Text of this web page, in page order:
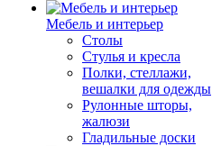
Мебель и интерьер
Столы
Стулья и кресла
Полки, стеллажи,
вешалки для одежды
Рулонные шторы,
жалюзи
Гладильные доски